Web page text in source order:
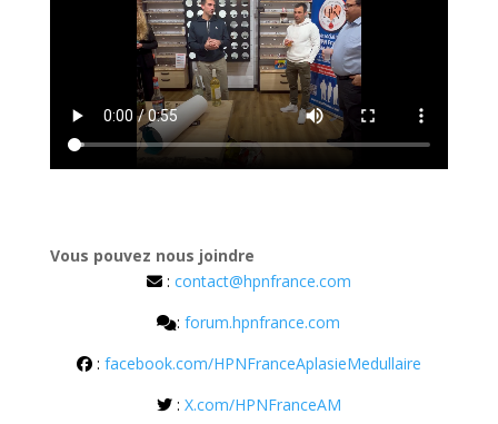
Vous pouvez nous joindre
: contact@hpnfrance.com
:forum.hpnfrance.com
: facebook.com/HPNFranceAplasieMedullaire
: X.com/HPNFranceAM